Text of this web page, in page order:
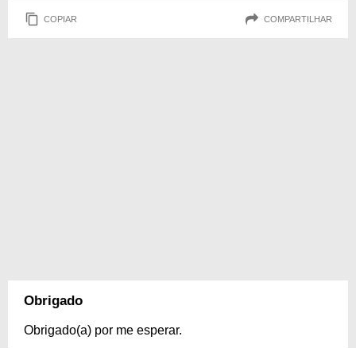
COPIAR COMPARTILHAR
Obrigado
Obrigado(a) por me esperar.